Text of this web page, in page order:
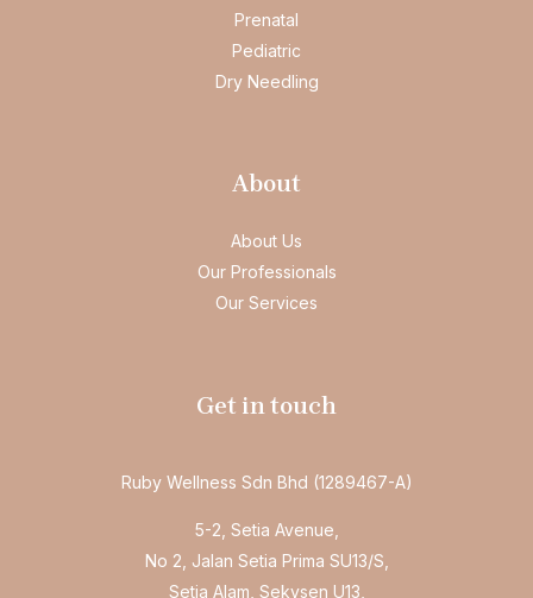
Prenatal
Pediatric
Dry Needling
About
About Us
Our Professionals
Our Services
Get in touch
Ruby Wellness Sdn Bhd (1289467-A)
5-2, Setia Avenue,
No 2, Jalan Setia Prima SU13/S,
Setia Alam, Sekysen U13,